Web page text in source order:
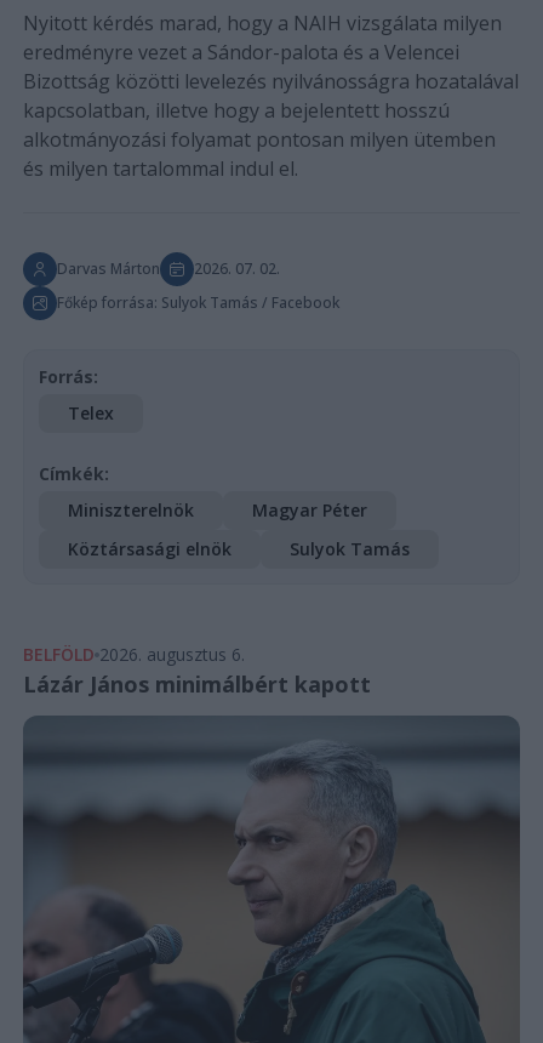
Nyitott kérdés marad, hogy a NAIH vizsgálata milyen
eredményre vezet a Sándor-palota és a Velencei
Bizottság közötti levelezés nyilvánosságra hozatalával
kapcsolatban, illetve hogy a bejelentett hosszú
alkotmányozási folyamat pontosan milyen ütemben
és milyen tartalommal indul el.
Darvas Márton
2026. 07. 02.
Főkép forrása: Sulyok Tamás / Facebook
Forrás:
Telex
Címkék:
Miniszterelnök
Magyar Péter
Köztársasági elnök
Sulyok Tamás
BELFÖLD 2026. augusztus 6.
Lázár János minimálbért kapott